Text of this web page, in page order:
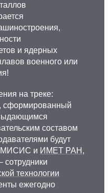
и ядерных
военного или
на треке:
сформированный
составом
будут
МИСИС и ИМЕТ РАН ,
сотрудники
технологии
ежегодно